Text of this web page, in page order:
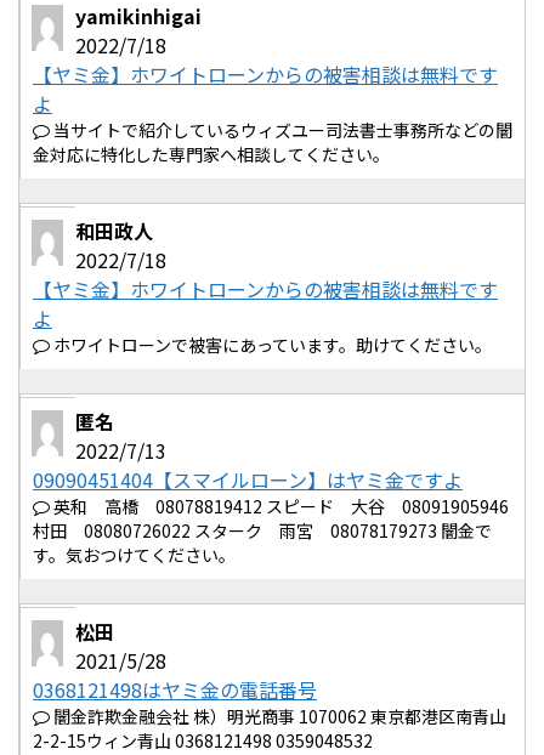
yamikinhigai
2022/7/18
【ヤミ金】ホワイトローンからの被害相談は無料です
よ
当サイトで紹介しているウィズユー司法書士事務所などの闇
金対応に特化した専門家へ相談してください。
和田政人
2022/7/18
【ヤミ金】ホワイトローンからの被害相談は無料です
よ
ホワイトローンで被害にあっています。助けてください。
匿名
2022/7/13
09090451404【スマイルローン】はヤミ金ですよ
英和 高橋 08078819412 スピード 大谷 08091905946
村田 08080726022 スターク 雨宮 08078179273 闇金で
す。気おつけてください。
松田
2021/5/28
0368121498はヤミ金の電話番号
闇金詐欺金融会社 株）明光商事 1070062 東京都港区南青山
2-2-15ウィン青山 0368121498 0359048532